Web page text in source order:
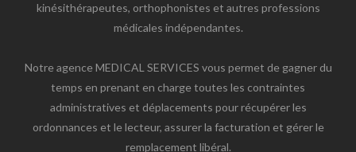
kinésithérapeutes, orthophonistes et autres professions
médicales indépendantes.
Notre agence MEDICAL SERVICES vous permet de gagner du
temps en prenant en charge toutes les contraintes
administratives et déplacements pour récupérer les
ordonnances et le lecteur, assurer la facturation et gérer le
remplacement libéral.